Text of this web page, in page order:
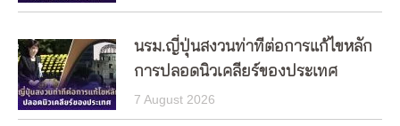
นรม.ญี่ปุ่นสงวนท่าทีต่อการแก้ไขหลัก
การปลอดนิวเคลียร์ของประเทศ
7 August 2026